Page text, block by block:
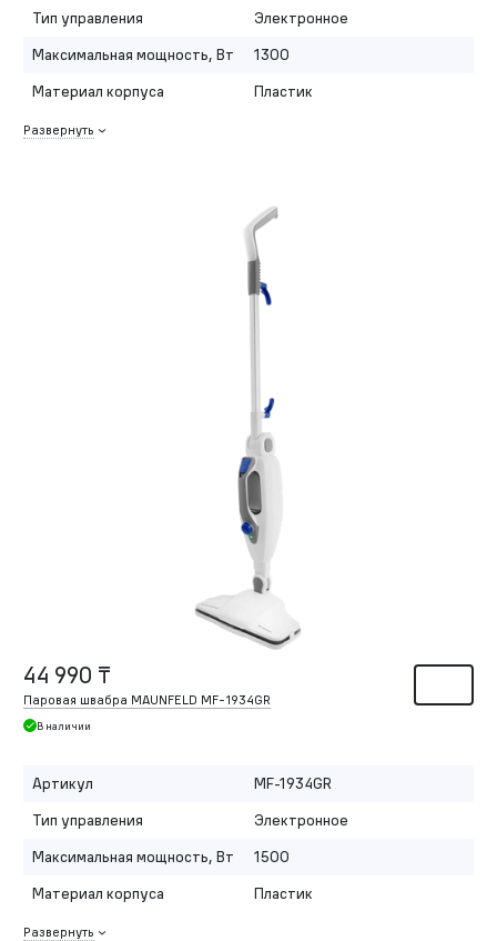
Тип управления
Электронное
Максимальная мощность, Вт
1300
Материал корпуса
Пластик
Развернуть
44 990 ₸
Паровая швабра MAUNFELD MF-1934GR
В наличии
Артикул
MF-1934GR
Тип управления
Электронное
Максимальная мощность, Вт
1500
Материал корпуса
Пластик
Развернуть